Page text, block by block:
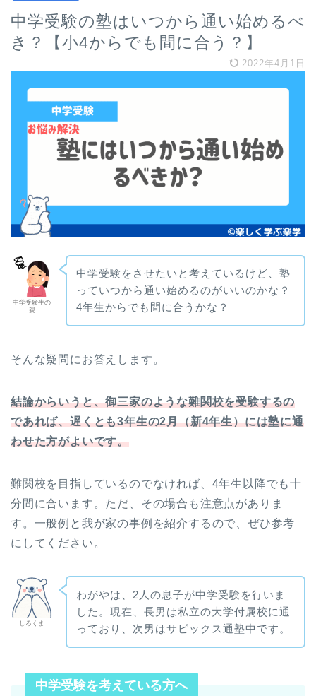
中学受験の塾はいつから通い始めるべ
き？【小4からでも間に合う？】
2022年4月1日
中学受験生の
親
中学受験をさせたいと考えているけど、塾
っていつから通い始めるのがいいのかな？
4年生からでも間に合うかな？
そんな疑問にお答えします。
結論からいうと、御三家のような難関校を受験するの
であれば、遅くとも3年生の2月（新4年生）には塾に通
わせた方がよいです。
難関校を目指しているのでなければ、4年生以降でも十
分間に合います。ただ、その場合も注意点がありま
す。一般例と我が家の事例を紹介するので、ぜひ参考
にしてください。
しろくま
わがやは、2人の息子が中学受験を行いま
した。現在、長男は私立の大学付属校に通
っており、次男はサピックス通塾中です。
中学受験を考えている方へ